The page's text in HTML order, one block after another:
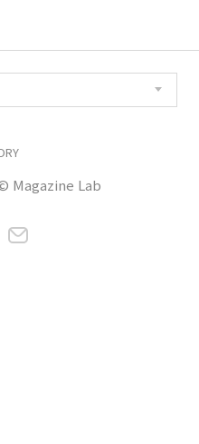
Magazine Lab